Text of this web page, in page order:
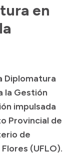
en
Diplomatura
la Gestión
impulsada
Provincial de
de
(UFLO).